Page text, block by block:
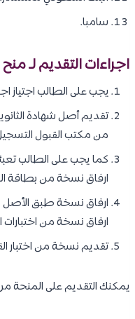
سامبا.
اجراءات التقديم لـ
يجب على الطالب اجتياز
تقديم أصل شهادة
من مكتب القبول
كما يجب على الطالب
ارفاق نسخة من بطاقة
ارفاق نسخة طبق الأصل
ارفاق نسخة من اختبارات
تقديم نسخة من اختبار
يمكنك التقديم على المنحة